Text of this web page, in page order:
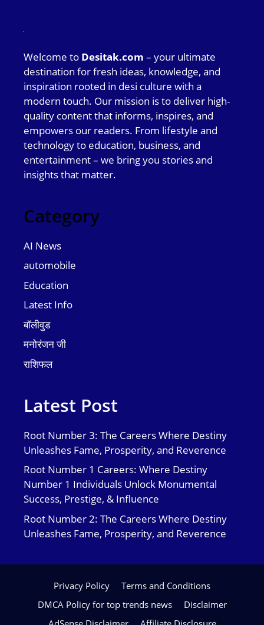
Welcome to Desitak.com – your ultimate
destination for fresh ideas, knowledge, and
inspiration rooted in desi culture with a
modern touch. Our mission is to deliver high-
quality content that informs, inspires, and
empowers our readers. From lifestyle and
technology to education, business, and
entertainment – we bring you stories and
insights that matter.
Category
AI News
automobile
Education
Latest Info
बॉलीवुड
मनोरंजन जी
राशिफल
Latest Post
Root Number 3: The Careers Where Destiny
Unleashes Fame, Prosperity, and Reverence
Root Number 1 Careers: Where Destiny
Number 1 Individuals Unlock Monumental
Success, Prestige, & Influence
Root Number 2: The Careers Where Destiny
Unleashes Fame, Prosperity, and Reverence
Privacy Policy
Terms and Conditions
DMCA Policy for top trends news
Disclaimer